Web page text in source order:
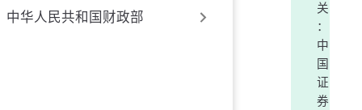
中华人民共和国财政部
关
：
中
国
证
券